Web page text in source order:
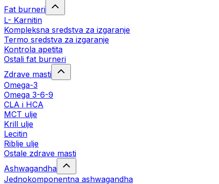
Fat burneri
L- Karnitin
Kompleksna sredstva za izgaranje
Termo sredstva za izgaranje
Kontrola apetita
Ostali fat burneri
Zdrave masti
Omega-3
Omega 3-6-9
CLA i HCA
MCT ulje
Krill ulje
Lecitin
Riblje ulje
Ostale zdrave masti
Ashwagandha
Jednokomponentna ashwagandha